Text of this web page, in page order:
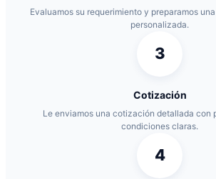
Evaluamos su requerimiento y preparamos
personalizada.
3
Cotización
Le enviamos una cotización detallada con
condiciones claras.
4